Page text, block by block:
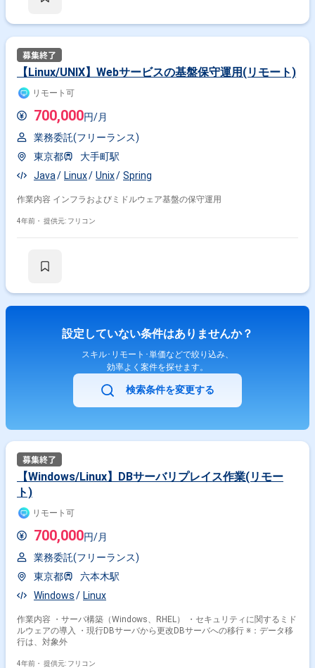
【Linux/UNIX】Webサービスの基盤保守運用(リモート)
リモート可
700,000円/月
業務委託(フリーランス)
東京都
大手町駅
Java
Linux Unix Spring
作業内容 インフラおよびミドルウェア基盤の保守運用
4年前・ 提供元: フリコン
設定していない条件はありませんか？
スキル･リモート･単価などで絞り込み、
効率よく案件を探せます。
検索条件を変更する
【Windows/Linux】DBサーバリプレイス作業(リモー
ト)
リモート可
700,000円/月
業務委託(フリーランス)
東京都
六本木駅
Windows
Linux
作業内容 ・サーバ構築（Windows、RHEL） ・セキュリティに関するミド
ルウェアの導入 ・現行DBサーバから更改DBサーバへの移行 ※：データ移
行は、対象外
4年前・ 提供元: フリコン